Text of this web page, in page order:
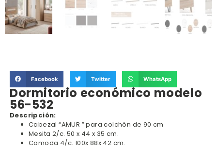
Facebook Twitter WhatsApp
Dormitorio económico modelo
56-532
Descripción:
Cabezal “AMUR ” para colchón de 90 cm
Mesita 2/c. 50 x 44 x 35 cm.
Comoda 4/c. 100x 88x 42 cm.